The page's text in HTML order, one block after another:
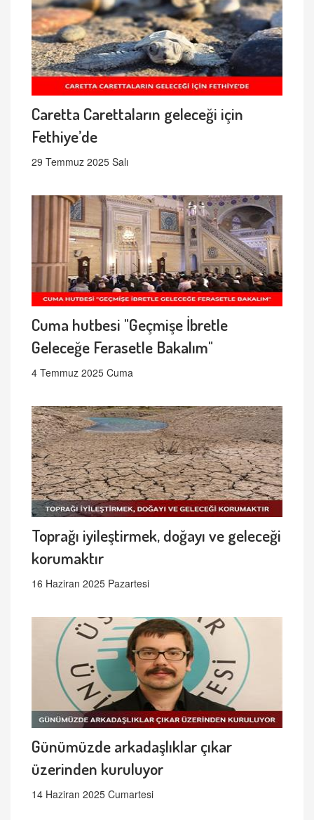
Caretta Carettaların geleceği için
Fethiye’de
29 Temmuz 2025 Salı
Cuma hutbesi "Geçmişe İbretle
Geleceğe Ferasetle Bakalım"
4 Temmuz 2025 Cuma
Toprağı iyileştirmek, doğayı ve geleceği
korumaktır
16 Haziran 2025 Pazartesi
Günümüzde arkadaşlıklar çıkar
üzerinden kuruluyor
14 Haziran 2025 Cumartesi